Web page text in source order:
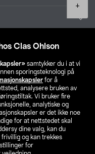
Clas Ohlson
samtykker du i at vi
sporingsteknologi på
for å
analysere bruken av
Vi bruker fire
analytiske og
er det ikke noe
for at nettstedet skal
dine valg, kan du
og kan trekkes
for
+